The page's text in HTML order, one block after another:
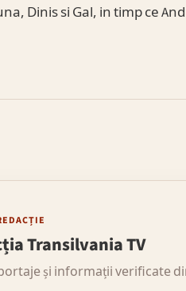
Dinis si Gal, in timp ce
Transilvania TV
și informații verificate